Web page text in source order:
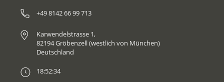
+49 8142 66 99 713
Karwendelstrasse 1,
82194 Gröbenzell (westlich von München)
Deutschland
18:52:34